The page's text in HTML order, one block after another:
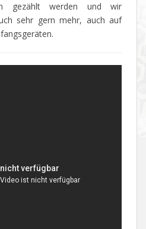
gezählt werden und wir
sehr gern mehr, auch auf